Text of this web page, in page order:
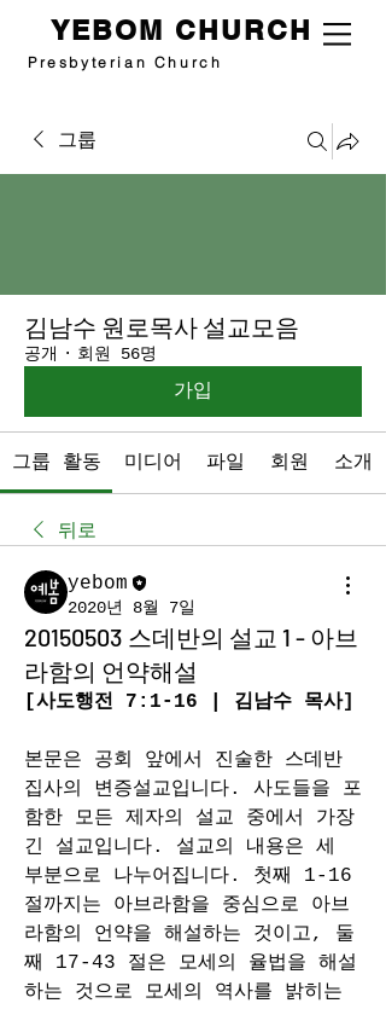
Presbyterian Church
YEBOM CHURCH
그룹
김남수 원로목사 설교모음
공개 · 회원 56명
가입
그룹 활동 미디어 파일 회원 소개
뒤로
yebom
2020년 8월 7일
20150503 스데반의 설교 1 - 아브
라함의 언약해설
[사도행전 7:1-16 | 김남수 목사]
본문은 공회 앞에서 진술한 스데반
집사의 변증설교입니다. 사도들을 포
함한 모든 제자의 설교 중에서 가장
긴 설교입니다. 설교의 내용은 세
부분으로 나누어집니다. 첫째 1-16
절까지는 아브라함을 중심으로 아브
라함의 언약을 해설하는 것이고, 둘
째 17-43 절은 모세의 율법을 해설
하는 것으로 모세의 역사를 밝히는